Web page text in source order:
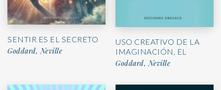
SENTIR ES EL SECRETO
Goddard, Neville
USO CREATIVO DE LA
IMAGINACIÓN, EL
Goddard, Neville